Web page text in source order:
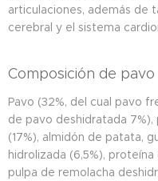
articulaciones, además de
cerebral y el sistema
Composición de
Pavo (32%, del cual pavo
de pavo deshidratada
(17%), almidón de patata,
hidrolizada (6,5%),
pulpa de remolacha